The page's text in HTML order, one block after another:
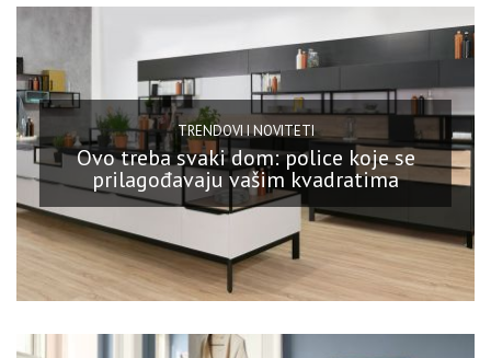
TRENDOVI I NOVITETI
Ovo treba svaki dom: police koje se
prilagođavaju vašim kvadratima